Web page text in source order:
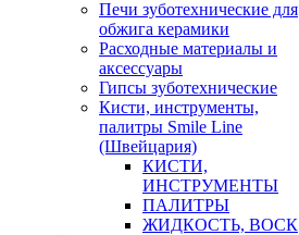
Печи зуботехнические для
обжига керамики
Расходные материалы и
аксессуары
Гипсы зуботехнические
Кисти, инструменты,
палитры Smile Line
(Швейцария)
КИСТИ,
ИНСТРУМЕНТЫ
ПАЛИТРЫ
ЖИДКОСТЬ, ВОСК